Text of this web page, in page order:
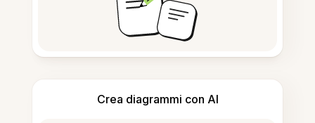
Crea diagrammi con AI